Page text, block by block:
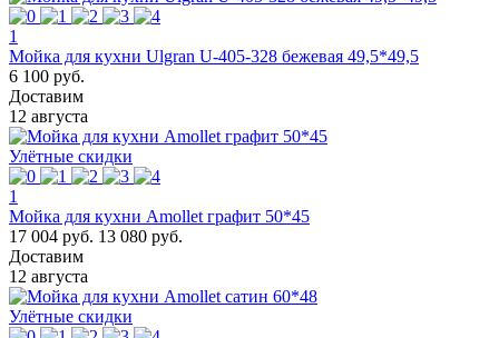
1
Мойка для кухни Ulgran U-405-328 бежевая 49,5*49,5
6 100 руб.
Доставим
12 августа
Улётные скидки
1
Мойка для кухни Amollet графит 50*45
17 004 руб. 13 080 руб.
Доставим
12 августа
Улётные скидки